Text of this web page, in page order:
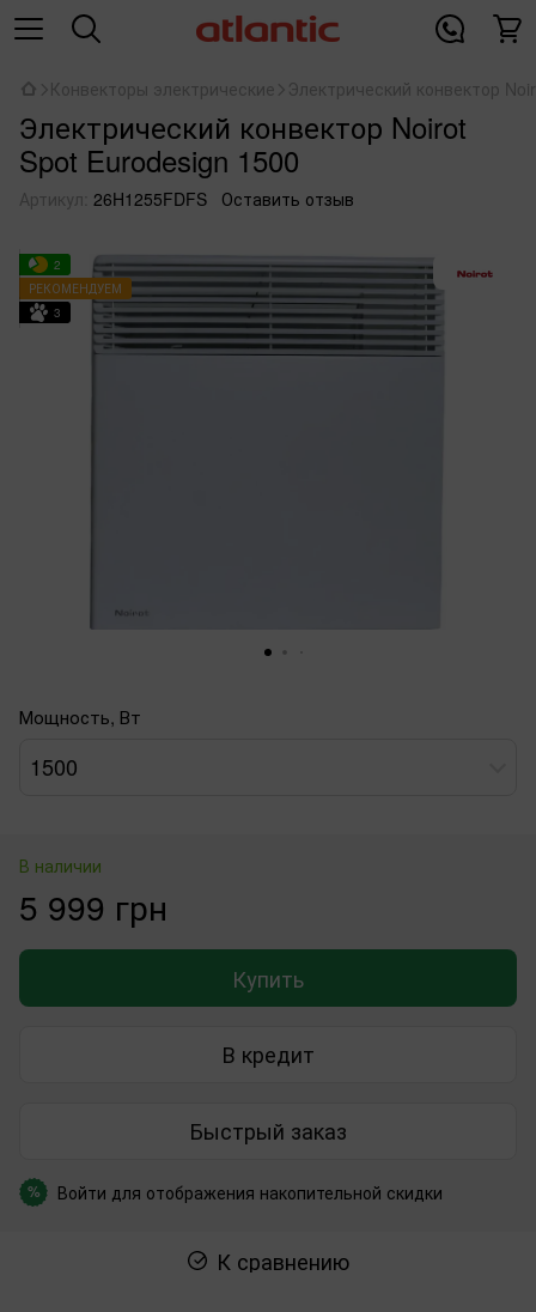
Конвекторы электрические Электрический конвектор
Электрический конвектор Noirot
Spot Eurodesign 1500
Артикул: 26H1255FDFS Оставить отзыв
2
РЕКОМЕНДУЕМ
3
Мощность, Вт
1500
В наличии
5 999 грн
Купить
В кредит
Быстрый заказ
% Войти для отображения накопительной скидки
К сравнению